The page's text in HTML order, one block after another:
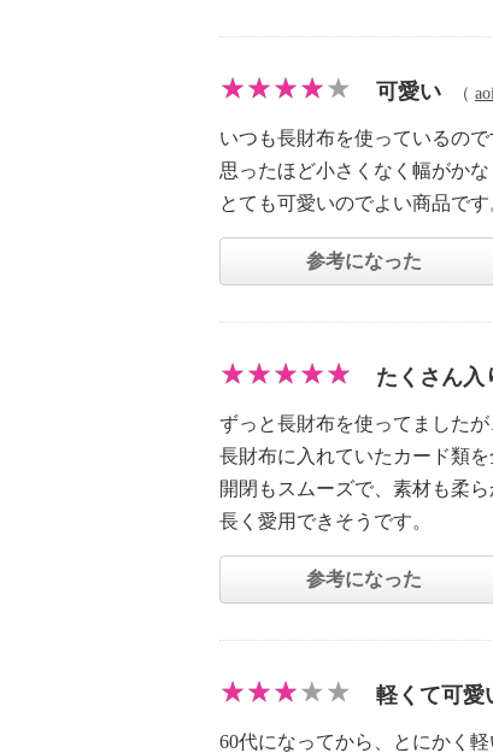
可愛い （ aoi
いつも長財布を使っているの
思ったほど小さくなく幅がか
とても可愛いのでよい商品です
参考になった
たくさん入
ずっと長財布を使ってました
長財布に入れていたカード類
開閉もスムーズで、素材も柔
長く愛用できそうです。
参考になった
軽くて可愛
60代になってから、とにかく